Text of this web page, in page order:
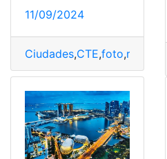
11/09/2024
Ciudades,CTE,foto,radares